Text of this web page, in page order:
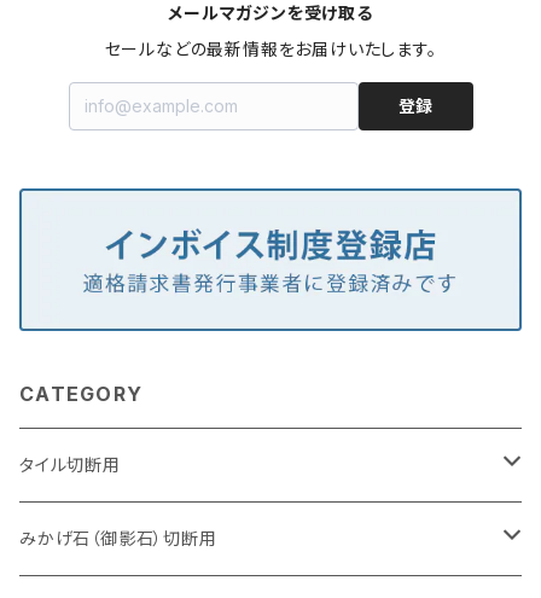
メールマガジンを受け取る
セールなどの最新情報をお届けいたします。
登録
CATEGORY
タイル切断用
105mm（4インチ）
みかげ石（御影石）切断用